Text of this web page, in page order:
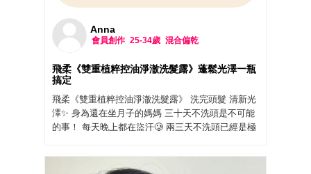
#飛柔 #植粹控油淨澈洗髮露 #飛柔洗髮露 #美周報 #
美周閨蜜活動 #試用大隊 #試用好評認證 #實測鑑定
#美妝試用評價
Anna
會員創作 25-34歲 混合偏乾
飛柔《雙重植粹控油淨澈洗髮露》蓬鬆光澤一瓶
搞定
飛柔《雙重植粹控油淨澈洗髮露》 洗完頭髮 清新光
澤✨ 身為還在坐月子的媽媽 三十天不洗頭是不可能
的事！ 每天晚上都在盜汗🥲 兩三天不洗頭已經是極
飛柔《雙重植粹控油淨澈洗髮露》 一搓起泡，泡沫
像雲朵般綿密🫧 一打開散發紅石榴的清香！ 好讚好